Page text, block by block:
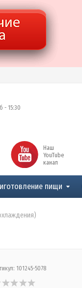
- 15:30
Наш
YouTube
канал
пищи
охлаждения)
101245-5078